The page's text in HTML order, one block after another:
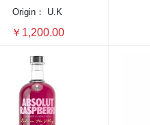
Origin：
U.K
￥1,200.00